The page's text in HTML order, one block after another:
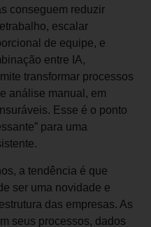
conseguem reduzir
escalar
de equipe, e
entre IA,
transformar processos
análise manual, em
Esse é o ponto
para uma
a tendência é que
ser uma novidade e
das empresas. As
seus processos, dados